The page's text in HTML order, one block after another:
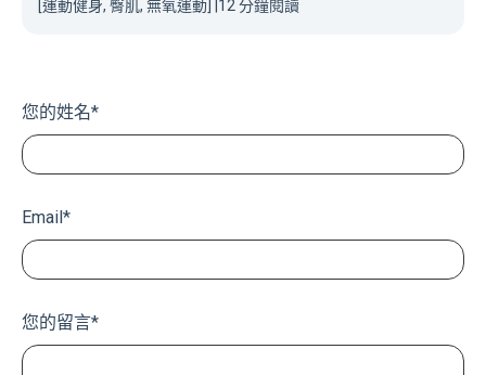
臀部肌肉怎麼練？6個翹臀訓
練＋3個激活動作一次搞懂
您的姓名